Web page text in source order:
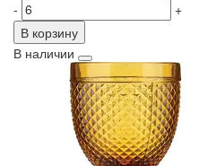
-
+
В корзину
В наличии